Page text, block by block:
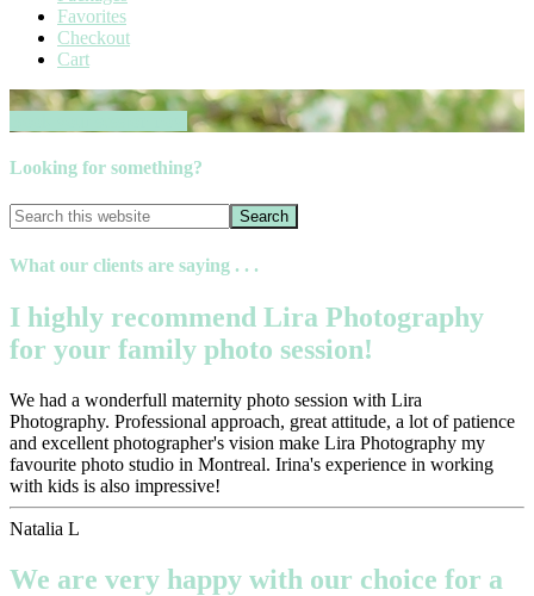
Favorites
Checkout
Cart
Looking for something?
What our clients are saying . . .
I highly recommend Lira Photography
for your family photo session!
We had a wonderfull maternity photo session with Lira
Photography. Professional approach, great attitude, a lot of patience
and excellent photographer's vision make Lira Photography my
favourite photo studio in Montreal. Irina's experience in working
with kids is also impressive!
Natalia L
We are very happy with our choice for a